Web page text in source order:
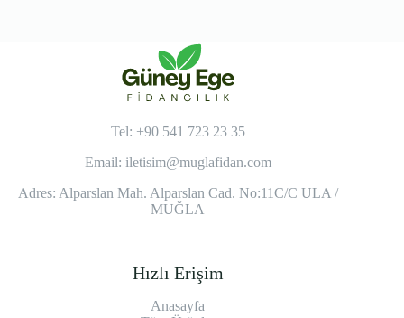
Tel: +90 541 723 23 35
Email: iletisim@muglafidan.com
Adres: Alparslan Mah. Alparslan Cad. No:11C/C ULA /
MUĞLA
Hızlı Erişim
Anasayfa